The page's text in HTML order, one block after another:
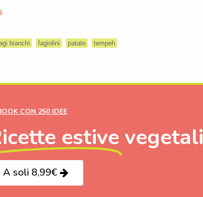
bianchi fagiolini patate tempeh
CON 250 IDEE
estive vegetali
A soli 8,99€